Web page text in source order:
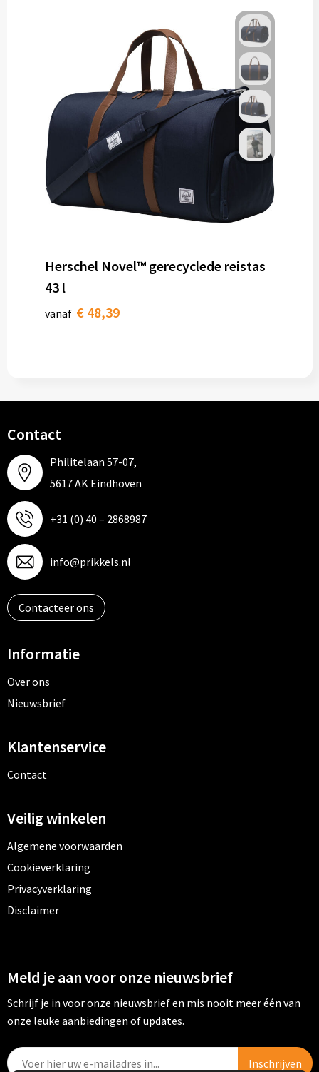
Herschel Novel™ gerecyclede reistas
43 l
vanaf € 48,39
Contact
Philitelaan 57-07,
5617 AK Eindhoven
+31 (0) 40 – 2868987
info@prikkels.nl
Contacteer ons
Informatie
Over ons
Nieuwsbrief
Klantenservice
Contact
Veilig winkelen
Algemene voorwaarden
Cookieverklaring
Privacyverklaring
Disclaimer
Meld je aan voor onze nieuwsbrief
Schrijf je in voor onze nieuwsbrief en mis nooit meer één van
onze leuke aanbiedingen of updates.